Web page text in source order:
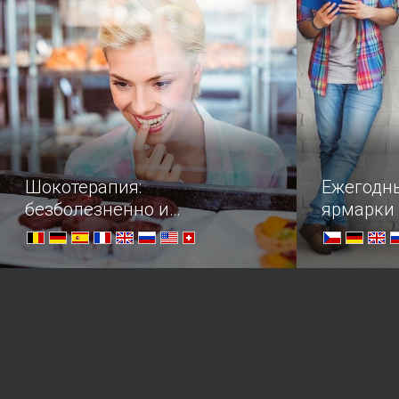
насладитесь нашей подборкой
самых нарядных ярмарок.
старинных
Шокотерапия:
безболезненно и
безгранично вкусно
ярмарки